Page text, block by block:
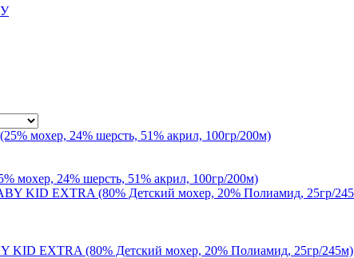
мохер, 24% шерсть, 51% акрил, 100гр/200м)
KID EXTRA (80% Детский мохер, 20% Полиамид, 25гр/245м)